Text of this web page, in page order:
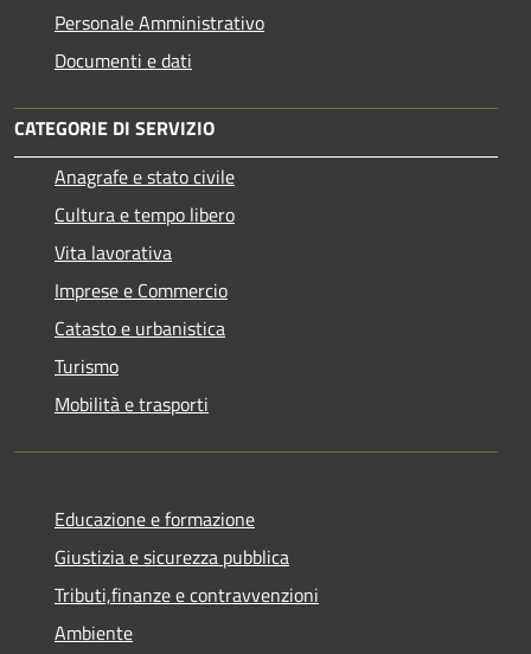
Personale Amministrativo
Documenti e dati
CATEGORIE DI SERVIZIO
Anagrafe e stato civile
Cultura e tempo libero
Vita lavorativa
Imprese e Commercio
Catasto e urbanistica
Turismo
Mobilità e trasporti
Educazione e formazione
Giustizia e sicurezza pubblica
Tributi,finanze e contravvenzioni
Ambiente